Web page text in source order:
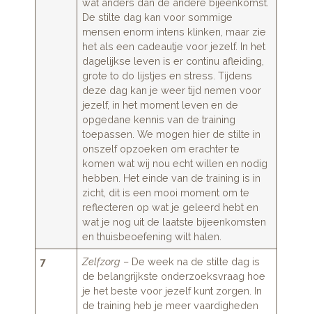
De stilte dag kan voor sommige
mensen enorm intens klinken, maar zie
het als een cadeautje voor jezelf. In het
dagelijkse leven is er continu afleiding,
grote to do lijstjes en stress. Tijdens
deze dag kan je weer tijd nemen voor
jezelf, in het moment leven en de
opgedane kennis van de training
toepassen. We mogen hier de stilte in
onszelf opzoeken om erachter te
komen wat wij nou echt willen en nodig
hebben. Het einde van de training is in
zicht, dit is een mooi moment om te
reflecteren op wat je geleerd hebt en
wat je nog uit de laatste bijeenkomsten
en thuisbeoefening wilt halen.
7 Zelfzorg – De week na de stilte dag is
de belangrijkste onderzoeksvraag hoe
je het beste voor jezelf kunt zorgen. In
de training heb je meer vaardigheden